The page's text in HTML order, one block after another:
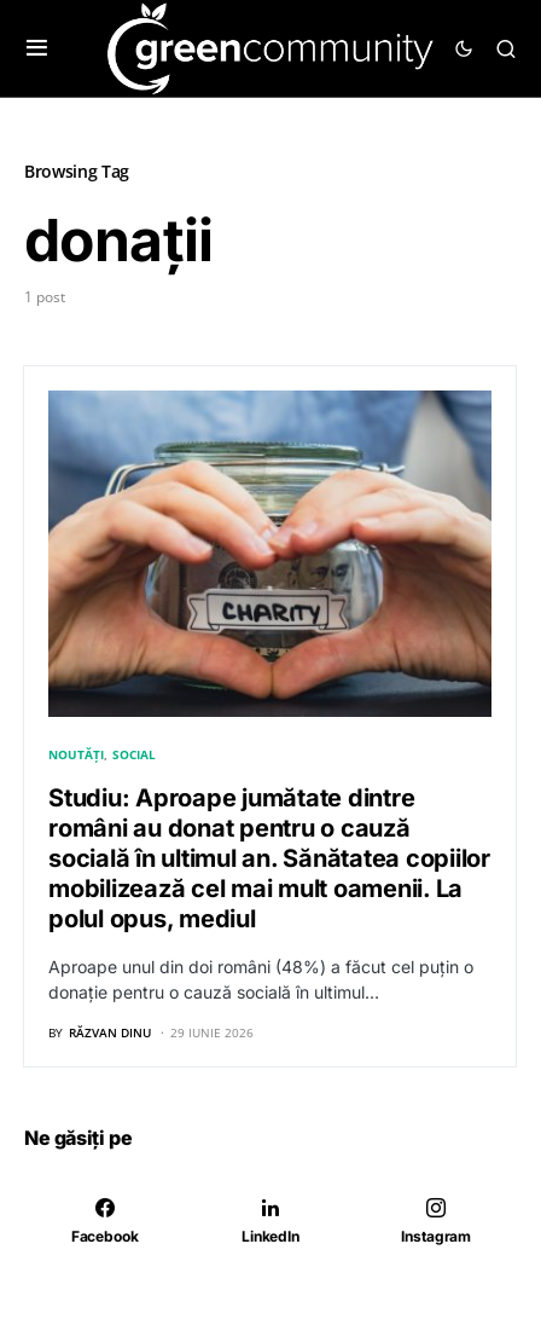
Browsing Tag
donații
1 post
NOUTĂȚI SOCIAL
Studiu: Aproape jumătate dintre
români au donat pentru o cauză
socială în ultimul an. Sănătatea copiilor
mobilizează cel mai mult oamenii. La
polul opus, mediul
Aproape unul din doi români (48%) a făcut cel puțin o
donație pentru o cauză socială în ultimul…
BY RĂZVAN DINU 29 IUNIE 2026
Ne găsiți pe
Facebook LinkedIn Instagram